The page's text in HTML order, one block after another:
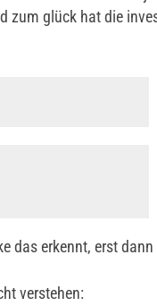
zum glück hat die
das erkennt, erst
verstehen: